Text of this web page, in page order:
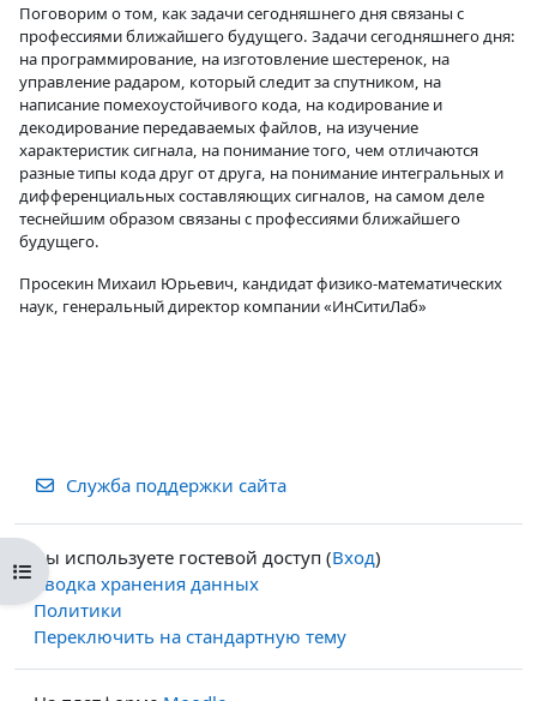
Открыть оглавление курса
Поговорим о том, как задачи сегодняшнего дня связаны с
профессиями ближайшего будущего. Задачи сегодняшнего дня:
на программирование, на изготовление шестеренок, на
управление радаром, который следит за спутником, на
написание помехоустойчивого кода, на кодирование и
декодирование передаваемых файлов, на изучение
характеристик сигнала, на понимание того, чем отличаются
разные типы кода друг от друга, на понимание интегральных и
дифференциальных составляющих сигналов, на самом деле
теснейшим образом связаны с профессиями ближайшего
будущего.
Просекин Михаил Юрьевич, кандидат физико-математических
наук, генеральный директор компании «ИнСитиЛаб»
Служба поддержки сайта
Вы используете гостевой доступ (Вход)
Сводка хранения данных
Политики
Переключить на стандартную тему